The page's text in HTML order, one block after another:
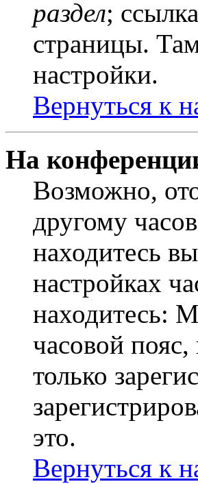
раздел;
страницы.
настройки.
Вернуться к
На
Возможно,
другому
находитесь
настройках
находитесь:
часовой
только
это.
Вернуться к